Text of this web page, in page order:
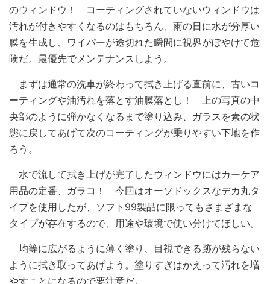
のウィンドウ！ コーティングされていないウィンドウは
汚れが付きやすくなるのはもちろん、雨の日に水が分厚い
膜を生成し、ワイパーが途切れた瞬間に視界がぼやけて危
険だ。最優先でメンテナンスしよう。
まずは通常の洗車が終わって拭き上げる直前に、古いコ
ーティングや油汚れを落とす油膜落とし！ 上の写真の中
央部のように弾かなくなるまで塗り込み、ガラスを素の状
態に戻してあげて次のコーティングが乗りやすい下地を作
ろう。
水で流して拭き上げが完了したウィンドウにはカーケア
用品の定番、ガラコ！ 今回はオーソドックスなデカ丸タ
イプを使用したが、ソフト99製品に限ってもさまざまな
タイプが存在するので、用途や環境で使い分けてほしい。
均等に広がるように薄く塗り、目視できる跡が残らない
ように拭き取ってあげよう。塗りすぎはかえって汚れを増
やすことになるので要注意だ。